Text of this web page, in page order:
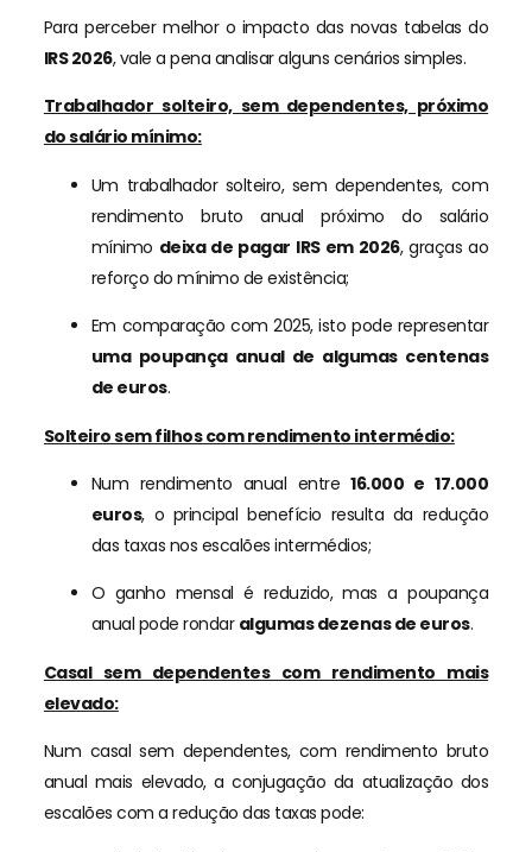
Para perceber melhor o impacto das novas tabelas do
IRS 2026, vale a pena analisar alguns cenários simples.
Trabalhador solteiro, sem dependentes, próximo
do salário mínimo:
Um trabalhador solteiro, sem dependentes, com
rendimento bruto anual próximo do salário
mínimo deixa de pagar IRS em 2026, graças ao
reforço do mínimo de existência;
Em comparação com 2025, isto pode representar
uma poupança anual de algumas centenas
de euros.
Solteiro sem filhos com rendimento intermédio:
Num rendimento anual entre16.000 e 17.000
euros, o principal benefício resulta da redução
das taxas nos escalões intermédios;
O ganho mensal é reduzido, mas a poupança
anual pode rondar algumas dezenas de euros.
Casal sem dependentes com rendimento mais
elevado:
Num casal sem dependentes, com rendimento bruto
anual mais elevado, a conjugação da atualização dos
escalões com a redução das taxas pode: